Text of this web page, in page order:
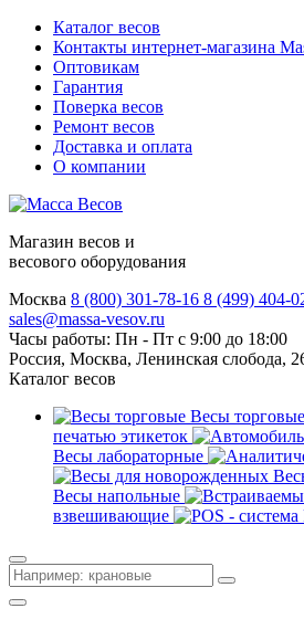
Каталог весов
Контакты интернет-магазина
Оптовикам
Гарантия
Поверка весов
Ремонт весов
Доставка и оплата
О компании
Магазин весов и
весового оборудования
Москва 8 (800) 301-78-16 8 (499) 404-
sales@massa-vesov.ru
Часы работы: Пн - Пт с 9:00 до 18:00
Россия, Москва, Ленинская слобода,
Каталог весов
Весы торговые
печатью этикеток
Весы лабораторные
Весы напольные
взвешивающие